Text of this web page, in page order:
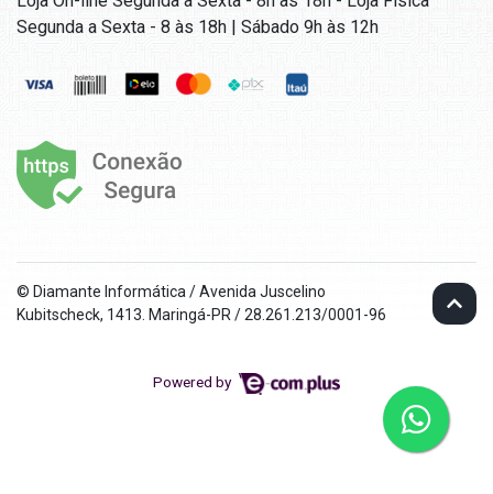
Segunda a Sexta - 8 às 18h | Sábado 9h às 12h
© Diamante Informática / Avenida Juscelino
Kubitscheck, 1413. Maringá-PR / 28.261.213/0001-96
Powered by